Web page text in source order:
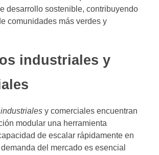
desarrollo sostenible, contribuyendo
comunidades más verdes y
industriales y
y comerciales encuentran
modular una herramienta
de escalar rápidamente en
del mercado es esencial